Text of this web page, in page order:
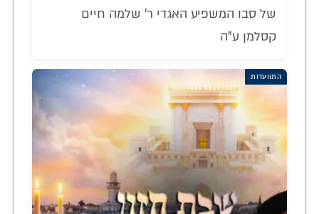
של סבו המשפיע האגדי ר' שלמה חיים
קסלמן ע"ה
התוועדות